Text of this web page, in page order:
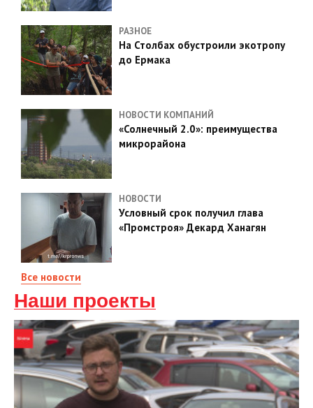
РАЗНОЕ
На Столбах обустроили экотропу
до Ермака
НОВОСТИ КОМПАНИЙ
«Солнечный 2.0»: преимущества
микрорайона
НОВОСТИ
Условный срок получил глава
«Промстроя» Декард Ханагян
Все новости
Наши проекты